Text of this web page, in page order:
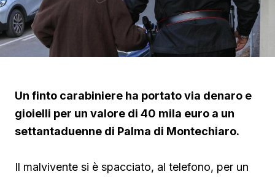
Un finto carabiniere ha portato via denaro e
gioielli per un valore di 40 mila euro a un
settantaduenne di Palma di Montechiaro.
Il malvivente si è spacciato, al telefono, per un